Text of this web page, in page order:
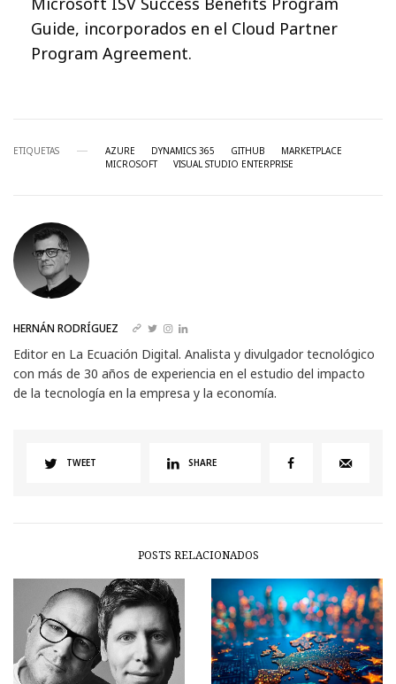
Guide, incorporados en el Cloud Partner
Program Agreement.
ETIQUETAS AZURE DYNAMICS 365 GITHUB
MARKETPLACE
MICROSOFT
VISUAL STUDIO ENTERPRISE
HERNÁN RODRÍGUEZ
Editor en La Ecuación Digital. Analista y divulgador tecnológico
con más de 30 años de experiencia en el estudio del impacto
de la tecnología en la empresa y la economía.
TWEET SHARE
POSTS RELACIONADOS